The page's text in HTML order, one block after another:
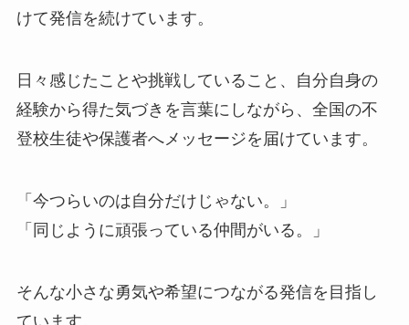
けて発信を続けています。
日々感じたことや挑戦していること、自分自身の
経験から得た気づきを言葉にしながら、全国の不
登校生徒や保護者へメッセージを届けています。
「今つらいのは自分だけじゃない。」
「同じように頑張っている仲間がいる。」
そんな小さな勇気や希望につながる発信を目指し
ています。